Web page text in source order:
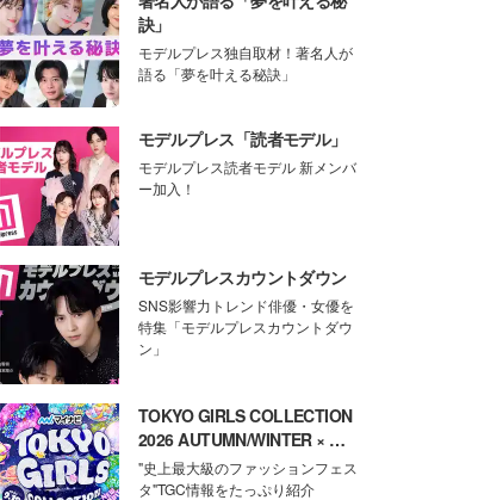
訣」
モデルプレス独自取材！著名人が
語る「夢を叶える秘訣」
モデルプレス「読者モデル」
モデルプレス読者モデル 新メンバ
ー加入！
モデルプレスカウントダウン
SNS影響力トレンド俳優・女優を
特集「モデルプレスカウントダウ
ン」
TOKYO GIRLS COLLECTION
2026 AUTUMN/WINTER × モ
デルプレス
"史上最大級のファッションフェス
タ"TGC情報をたっぷり紹介